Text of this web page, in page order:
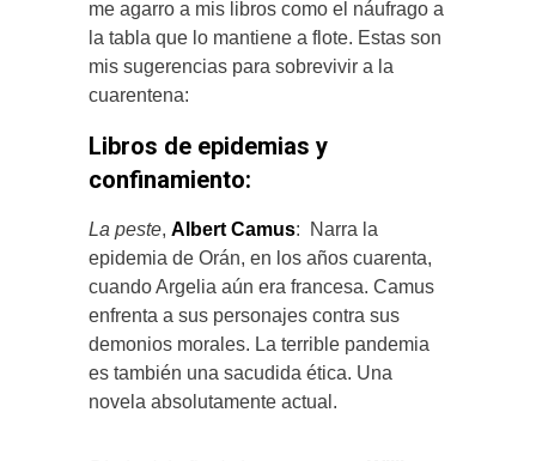
me agarro a mis libros como el náufrago a
la tabla que lo mantiene a flote. Estas son
mis sugerencias para sobrevivir a la
cuarentena:
Libros de epidemias y
confinamiento:
La peste, Albert Camus: Narra la
epidemia de Orán, en los años cuarenta,
cuando Argelia aún era francesa. Camus
enfrenta a sus personajes contra sus
demonios morales. La terrible pandemia
es también una sacudida ética. Una
novela absolutamente actual.